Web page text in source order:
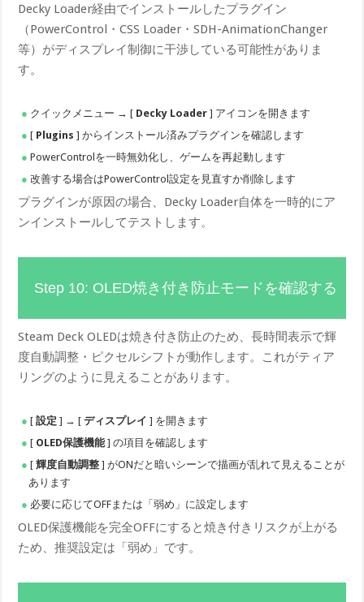
Decky Loader経由でインストールしたプラグイン
（PowerControl・CSS Loader・SDH-AnimationChanger
等）がディスプレイ制御に干渉している可能性がありま
す。
クイックメニュー → [ Decky Loader ] アイコンを開きます
[ Plugins ] からインストール済みプラグインを確認します
PowerControlを一時無効化し、ゲームを再起動します
改善する場合はPowerControl設定を見直すか削除します
プラグインが原因の場合、Decky Loader自体を一時的にア
ンインストールしてテストします。
Step 10: OLED焼き付き防止モードを確認する
Steam Deck OLEDは焼き付き防止のため、長時間表示で輝
度自動調整・ピクセルシフトが動作します。これがティア
リングのように見えることがあります。
[設定 ] → [ディスプレイ ] を開きます
[ OLED保護機能 ] の項目を確認します
[輝度自動調整 ] がONだと暗いシーンで描画が乱れて見えることが
あります
必要に応じてOFFまたは「弱め」に設定します
OLED保護機能を完全OFFにすると焼き付きリスクが上がる
ため、推奨設定は「弱め」です。